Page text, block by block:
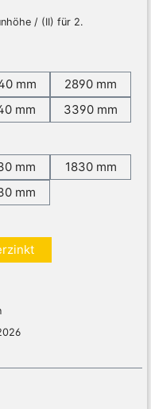
/ (II) für 2.
mm
2890 mm
mm 3390 mm
mm
1830 mm
mm